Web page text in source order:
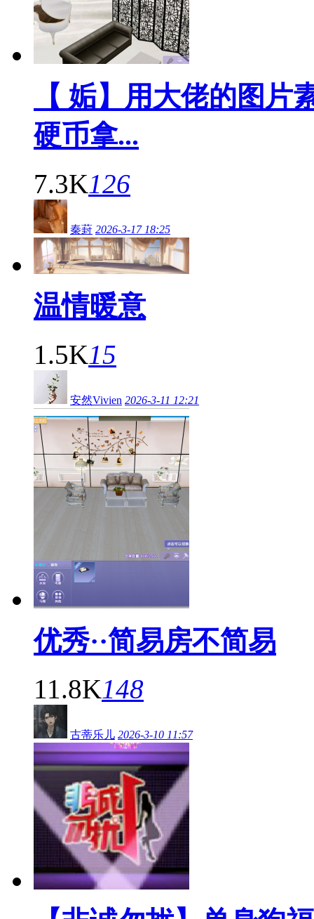
【 姤】用大佬的图
硬币拿...
7.3K126
秦葑 2026-3-17 18:25
温情暖意
1.5K15
安然Vivien 2026-3-11 12:21
优秀··简易房不简易
11.8K148
古蒂乐儿 2026-3-10 11:57